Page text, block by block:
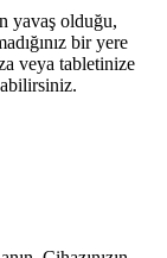
yavaş olduğu,
bir yere
veya tabletinize